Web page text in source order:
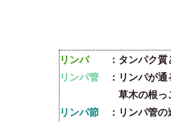
リンパ：タンパク質と
リンパ管 ：リンパが通
草木の根っこのよ
リンパ節 ：リンパ管の